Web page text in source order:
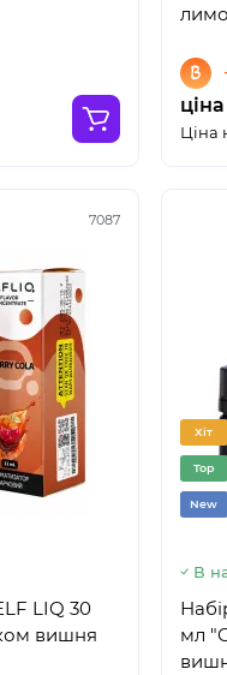
Ціна
7087
LIQ 30
вишня
Хіт
Top
New
В
мл